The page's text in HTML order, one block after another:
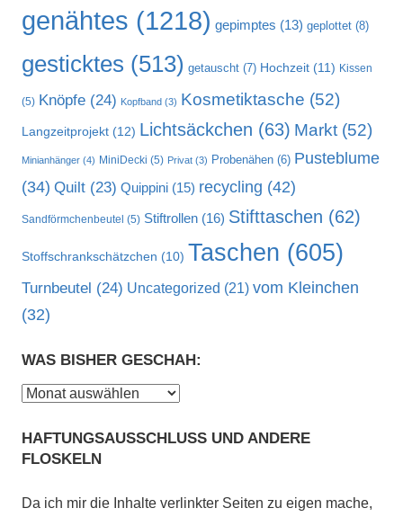
genähtes (1218) gepimptes (13) geplottet (8)
gesticktes (513) getauscht (7) Hochzeit (11) Kissen
(5) Knöpfe (24) Kopfband (3) Kosmetiktasche (52)
Langzeitprojekt (12) Lichtsäckchen (63) Markt (52)
Minianhänger (4) MiniDecki (5) Privat (3) Probenähen (6) Pusteblume
(34) Quilt (23) Quippini (15) recycling (42)
Sandförmchenbeutel (5) Stiftrollen (16) Stifttaschen (62)
Stoffschrankschätzchen (10) Taschen (605)
Turnbeutel (24) Uncategorized (21) vom Kleinchen
(32)
WAS BISHER GESCHAH:
Was
geschah:
HAFTUNGSAUSSCHLUSS UND ANDERE
FLOSKELN
Da ich mir die Inhalte verlinkter Seiten zu eigen mache,